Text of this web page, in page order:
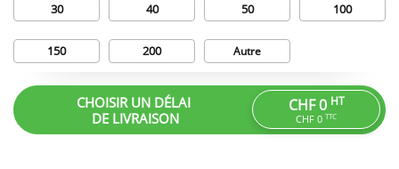
CHF 0 HT
CHF 0 TTC
30 40 50 100
150 200 Autre
CHOISIR UN DÉLAI
DE LIVRAISON